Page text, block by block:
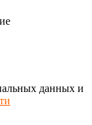
данных и